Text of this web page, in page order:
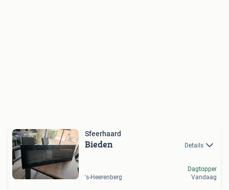
Sfeerhaard
Bieden Details
's-Heerenberg
Dagtopper
Vandaag